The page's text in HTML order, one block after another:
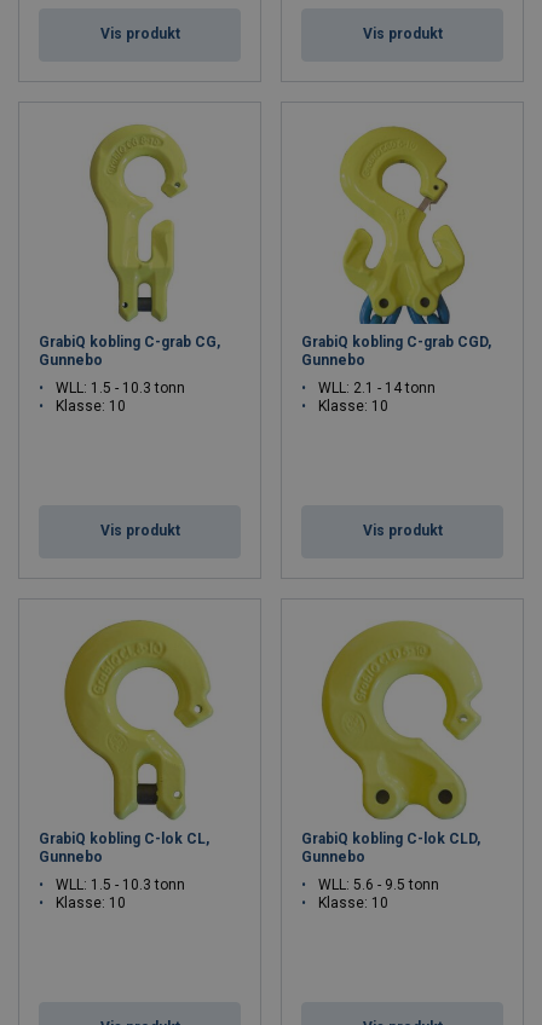
Vis produkt Vis produkt
GrabiQ kobling C-grab CG,
Gunnebo
WLL: 1.5 - 10.3 tonn
Klasse: 10
Vis produkt
GrabiQ kobling C-grab CGD,
Gunnebo
WLL: 2.1 - 14 tonn
Klasse: 10
Vis produkt
GrabiQ kobling C-lok CL,
Gunnebo
WLL: 1.5 - 10.3 tonn
Klasse: 10
GrabiQ kobling C-lok CLD,
Gunnebo
WLL: 5.6 - 9.5 tonn
Klasse: 10